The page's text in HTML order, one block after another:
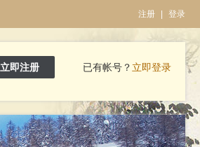
注册 登录
立即注册 已有帐号？ 立即登录